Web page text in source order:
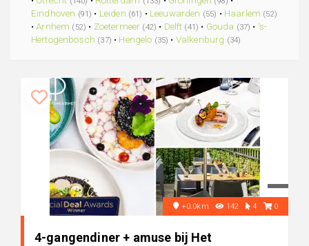
Eindhoven (91) • Leiden (61) • Leeuwarden (55) • Haarlem (52)
•Arnhem (52) • Zoetermeer (42) • Delft (41) • Gouda (37) • 's-
Hertogenbosch (37) • Hengelo (35) • Valkenburg (34)
+0.0km 142 4 0
4-gangendiner + amuse bij Het